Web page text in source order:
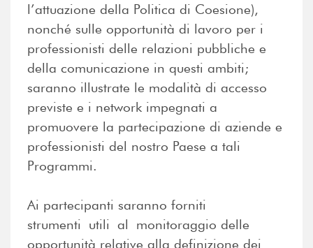
l’attuazione della Politica di Coesione),
nonché sulle opportunità di lavoro per i
professionisti delle relazioni pubbliche e
della comunicazione in questi ambiti;
saranno illustrate le modalità di accesso
previste e i network impegnati a
promuovere la partecipazione di aziende e
professionisti del nostro Paese a tali
Programmi.
Ai partecipanti saranno forniti
strumenti utili al monitoraggio delle
opportunità relative alla definizione dei